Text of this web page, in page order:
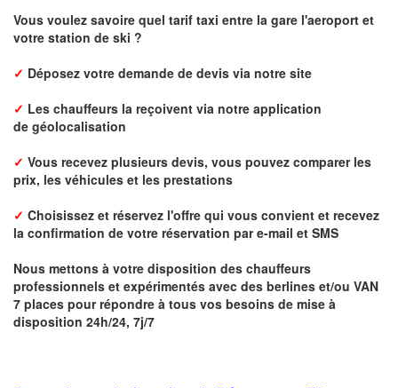
Vous voulez savoire quel tarif taxi entre la gare l'aeroport et
votre station de ski ?
✓ Déposez votre demande de devis via notre site
✓ Les chauffeurs la reçoivent via notre application
de géolocalisation
✓ Vous recevez plusieurs devis, vous pouvez comparer les
prix, les véhicules et les prestations
✓ Choisissez et réservez l'offre qui vous convient et recevez
la confirmation de votre réservation pare-mail et SMS
Nous mettons à votre disposition des chauffeurs
professionnels et expérimentés avec des berlines et/ou VAN
7 places pour répondre à tous vos besoins de mise à
disposition 24h/24, 7j/7